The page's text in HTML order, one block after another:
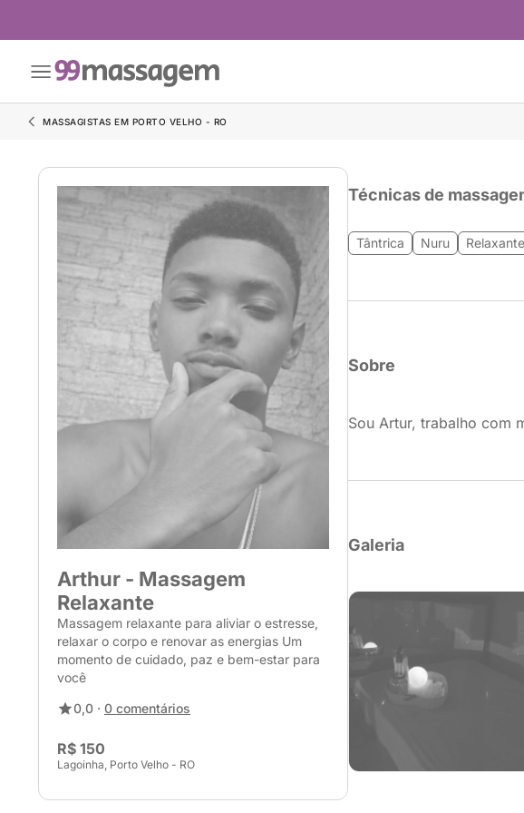
MASSAGISTAS EM PORTO VELHO - RO
Arthur - Massagem
Relaxante
Massagem relaxante para aliviar o estresse,
relaxar o corpo e renovar as energias Um
momento de cuidado, paz e bem-estar para
você
0,0 · 0 comentários
R$ 150
Lagoinha, Porto Velho - RO
Técnicas de
Tântrica Nuru Relaxante
Sobre
Sou Artur, trabalho com
Galeria